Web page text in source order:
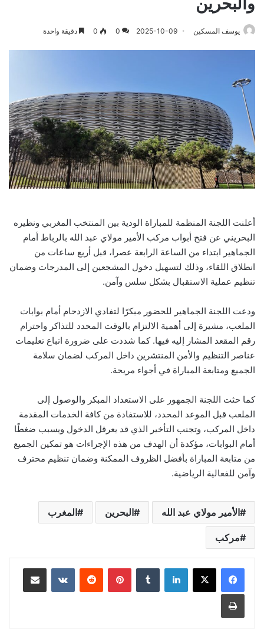
يوسف المسكين 2025-10-09
0
0 دقيقة واحدة
أعلنت اللجنة المنظمة للمباراة الودية بين المنتخب المغربي ونظيره
البحريني عن فتح أبواب مركب الأمير مولاي عبد الله بالرباط أمام
الجماهير ابتداء من الساعة الرابعة عصرا، قبل أربع ساعات من
انطلاق اللقاء، وذلك لتسهيل دخول المشجعين إلى المدرجات وضمان
تنظيم عملية الاستقبال بشكل سلس وآمن.
ودعت اللجنة الجماهير للحضور مبكرًا لتفادي الازدحام أمام بوابات
الملعب، مشيرة إلى أهمية الالتزام بالوقت المحدد للتذاكر واحترام
رقم المقعد المشار إليه فيها. كما شددت على ضرورة اتباع تعليمات
عناصر التنظيم والأمن المنتشرين داخل المركب لضمان سلامة
الجميع ومتابعة المباراة في أجواء مريحة.
كما حثت اللجنة الجمهور على الاستعداد المبكر والوصول إلى
الملعب قبل الموعد المحدد، للاستفادة من كافة الخدمات المقدمة
داخل المركب، وتجنب التأخير الذي قد يعرقل الدخول ويسبب ضغطًا
أمام البوابات، مؤكدة أن الهدف من هذه الإجراءات هو تمكين الجميع
من متابعة المباراة بأفضل الظروف الممكنة وضمان تنظيم محترف
وآمن للفعالية الرياضية.
الأمير مولاي عبد الله البحرين المغرب
مركب
لينكدإن بينتيريست مشاركة عبر البريد
طباعة